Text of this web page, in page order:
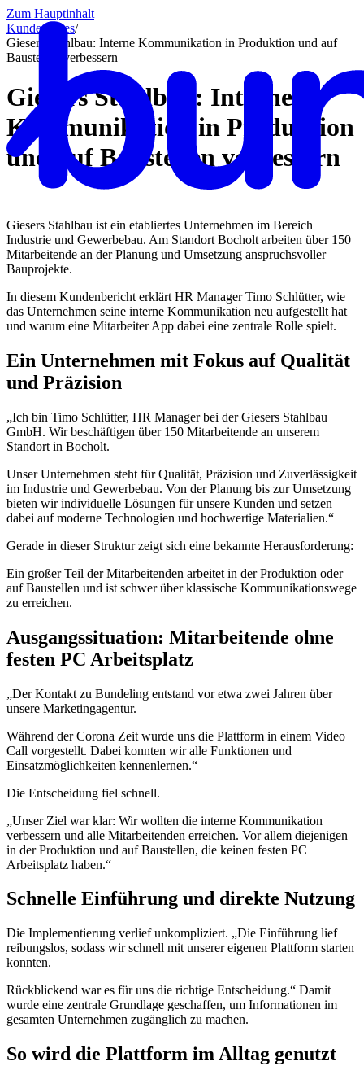
Zum Hauptinhalt
Kundencases​/
Giesers Stahlbau: Interne Kommunikation in Produktion und auf
Baustellen verbessern
Giesers Stahlbau: Interne
Kommunikation in Produktion
und auf Baustellen verbessern
Giesers Stahlbau ist ein etabliertes Unternehmen im Bereich
Industrie und Gewerbebau. Am Standort Bocholt arbeiten über 150
Mitarbeitende an der Planung und Umsetzung anspruchsvoller
Bauprojekte.
In diesem Kundenbericht erklärt HR Manager Timo Schlütter, wie
das Unternehmen seine interne Kommunikation neu aufgestellt hat
und warum eine Mitarbeiter App dabei eine zentrale Rolle spielt.
Ein Unternehmen mit Fokus auf Qualität
und Präzision
„Ich bin Timo Schlütter, HR Manager bei der Giesers Stahlbau
GmbH. Wir beschäftigen über 150 Mitarbeitende an unserem
Standort in Bocholt.
Unser Unternehmen steht für Qualität, Präzision und Zuverlässigkeit
im Industrie und Gewerbebau. Von der Planung bis zur Umsetzung
bieten wir individuelle Lösungen für unsere Kunden und setzen
dabei auf moderne Technologien und hochwertige Materialien.“
Gerade in dieser Struktur zeigt sich eine bekannte Herausforderung:
Ein großer Teil der Mitarbeitenden arbeitet in der Produktion oder
auf Baustellen und ist schwer über klassische Kommunikationswege
zu erreichen.
Ausgangssituation: Mitarbeitende ohne
festen PC Arbeitsplatz
„Der Kontakt zu Bundeling entstand vor etwa zwei Jahren über
unsere Marketingagentur.
Während der Corona Zeit wurde uns die Plattform in einem Video
Call vorgestellt. Dabei konnten wir alle Funktionen und
Einsatzmöglichkeiten kennenlernen.“
Die Entscheidung fiel schnell.
„Unser Ziel war klar: Wir wollten die interne Kommunikation
verbessern und alle Mitarbeitenden erreichen. Vor allem diejenigen
in der Produktion und auf Baustellen, die keinen festen PC
Arbeitsplatz haben.“
Schnelle Einführung und direkte Nutzung
Die Implementierung verlief unkompliziert. „Die Einführung lief
reibungslos, sodass wir schnell mit unserer eigenen Plattform starten
konnten.
Rückblickend war es für uns die richtige Entscheidung.“ Damit
wurde eine zentrale Grundlage geschaffen, um Informationen im
gesamten Unternehmen zugänglich zu machen.
So wird die Plattform im Alltag genutzt